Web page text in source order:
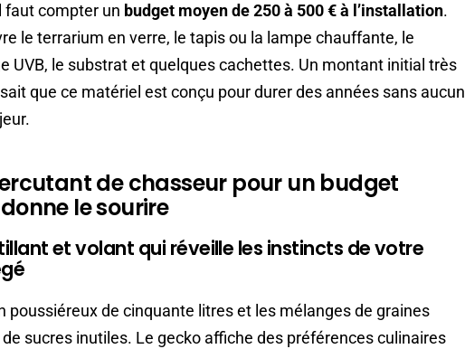
faut compter un budget moyen de 250 à 500 € à l’installation.
le terrarium en verre, le tapis ou la lampe chauffante, le
UVB, le substrat et quelques cachettes. Un montant initial très
que ce matériel est conçu pour durer des années sans aucun
de chasseur pour un budget
le sourire
et volant qui réveille les instincts de votre
poussiéreux de cinquante litres et les mélanges de graines
sucres inutiles. Le gecko affiche des préférences culinaires